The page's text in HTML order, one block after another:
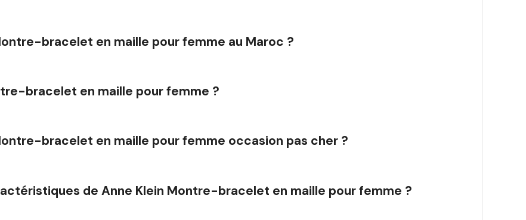
bracelet en maille pour femme au Maroc ?
bracelet en maille pour femme ?
bracelet en maille pour femme occasion pas cher ?
de Anne Klein Montre-bracelet en maille pour femme ?